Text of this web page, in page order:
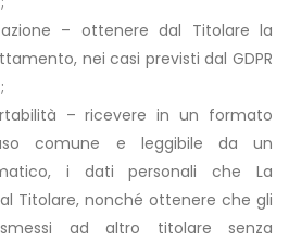
– ottenere dal Titolare la
nei casi previsti dal GDPR
– ricevere in un formato
comune e leggibile da un
i dati personali che La
Titolare, nonché ottenere che gli
ad altro titolare senza